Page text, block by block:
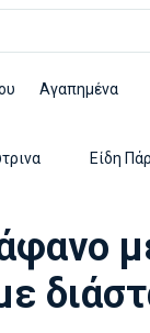
Αγαπημένα
Είδη